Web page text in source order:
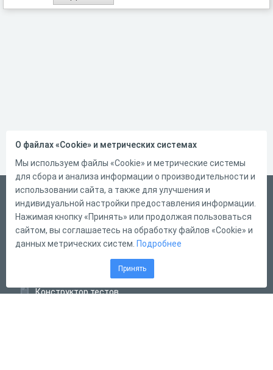
Русский
Справка
Форма обратной связи
Конструктор тестов
О файлах «Cookie» и метрических системах
Мы используем файлы «Cookie» и метрические системы
для сбора и анализа информации о производительности и
использовании сайта, а также для улучшения и
индивидуальной настройки предоставления информации.
Нажимая кнопку «Принять» или продолжая пользоваться
сайтом, вы соглашаетесь на обработку файлов «Cookie» и
данных метрических систем. Подробнее
Принять